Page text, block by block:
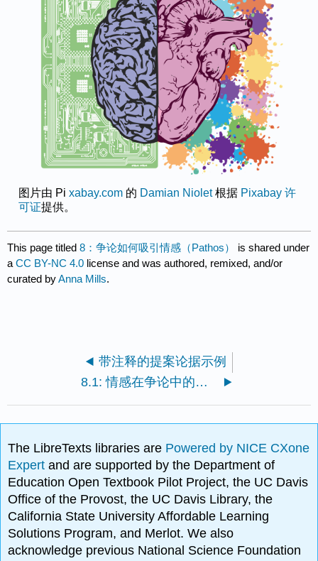
图片由 Pi xabay.com的 Damian Niolet根据 Pixabay 许
可证提供。
This page titled8：争论如何吸引情感（Pathos）
is shared under
aCC BY-NC 4.0 license and was authored, remixed, and/or
curated byAnna Mills.
带注释的提案论据示例
8.1: 情感在争论中的地位
The LibreTexts libraries are Powered by NICE CXone
Expertand are supported by the Department of
Education Open Textbook Pilot Project, the UC Davis
Office of the Provost, the UC Davis Library, the
California State University Affordable Learning
Solutions Program, and Merlot. We also
acknowledge previous National Science Foundation